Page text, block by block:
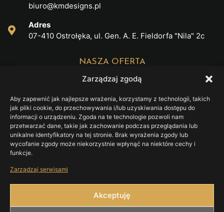
Zarządzaj zgodą
Aby zapewnić jak najlepsze wrażenia, korzystamy z technologii, takich
jak pliki cookie, do przechowywania i/lub uzyskiwania dostępu do
informacji o urządzeniu. Zgoda na te technologie pozwoli nam
przetwarzać dane, takie jak zachowanie podczas przeglądania lub
unikalne identyfikatory na tej stronie. Brak wyrażenia zgody lub
wycofanie zgody może niekorzystnie wpłynąć na niektóre cechy i
funkcje.
Zarządzaj serwisami
Akceptuję
biuro@kmdesigns.pl
Adres
07-410 Ostrołęka, ul. Gen. A. E. Fieldorfa "Nila" 2c
NASZA OFERTA
Projektowanie
Gadżety reklamowe
Organizacja eventów
Druk wielkoformatowy
Branding